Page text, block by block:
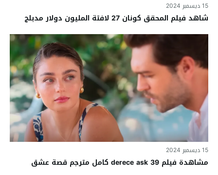
15 ديسمبر 2024
شاهد فيلم المحقق كونان 27 لافتة المليون دولار مدبلج
15 ديسمبر 2024
مشاهدة فيلم 39 derece ask كامل مترجم قصة عشق